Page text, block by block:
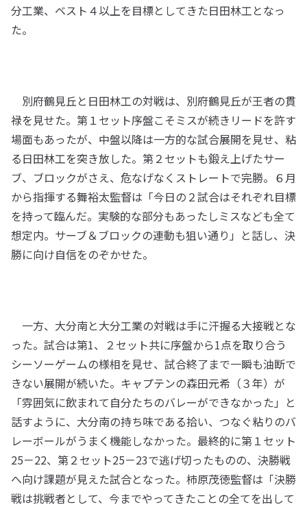
分工業、ベスト４以上を目標としてきた日田林工となっ
た。
別府鶴見丘と日田林工の対戦は、別府鶴見丘が王者の貫
禄を見せた。第１セット序盤こそミスが続きリードを許す
場面もあったが、中盤以降は一方的な試合展開を見せ、粘
る日田林工を突き放した。第２セットも鍛え上げたサー
ブ、ブロックがさえ、危なげなくストレートで完勝。６月
から指揮する舞裕太監督は「今日の２試合はそれぞれ目標
を持って臨んだ。実験的な部分もあったしミスなども全て
想定内。サーブ＆ブロックの連動も狙い通り」と話し、決
勝に向け自信をのぞかせた。
一方、大分南と大分工業の対戦は手に汗握る大接戦とな
った。試合は第1、２セット共に序盤から1点を取り合う
シーソーゲームの様相を見せ、試合終了まで一瞬も油断で
きない展開が続いた。キャプテンの森田元希（３年）が
「雰囲気に飲まれて自分たちのバレーができなかった」と
話すように、大分南の持ち味である拾い、つなぐ粘りのバ
レーボールがうまく機能しなかった。最終的に第１セット
25－22、第２セット25－23で逃げ切ったものの、決勝戦
へ向け課題が見えた試合となった。柿原茂徳監督は「決勝
戦は挑戦者として、今までやってきたことの全てを出して